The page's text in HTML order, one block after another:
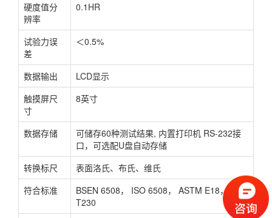
硬度值分
辨率
0.1HR
试验力误
差
＜0.5%
数据输出
LCD显示
触摸屏尺
寸
8英寸
数据存储
可储存60种测试结果, 内置打印机 RS-232接
口，可选配U盘自动存储
转换标尺
表面洛氏、布氏、维氏
符合标准
BSEN 6508， ISO 6508， ASTM E18， GB/
T230